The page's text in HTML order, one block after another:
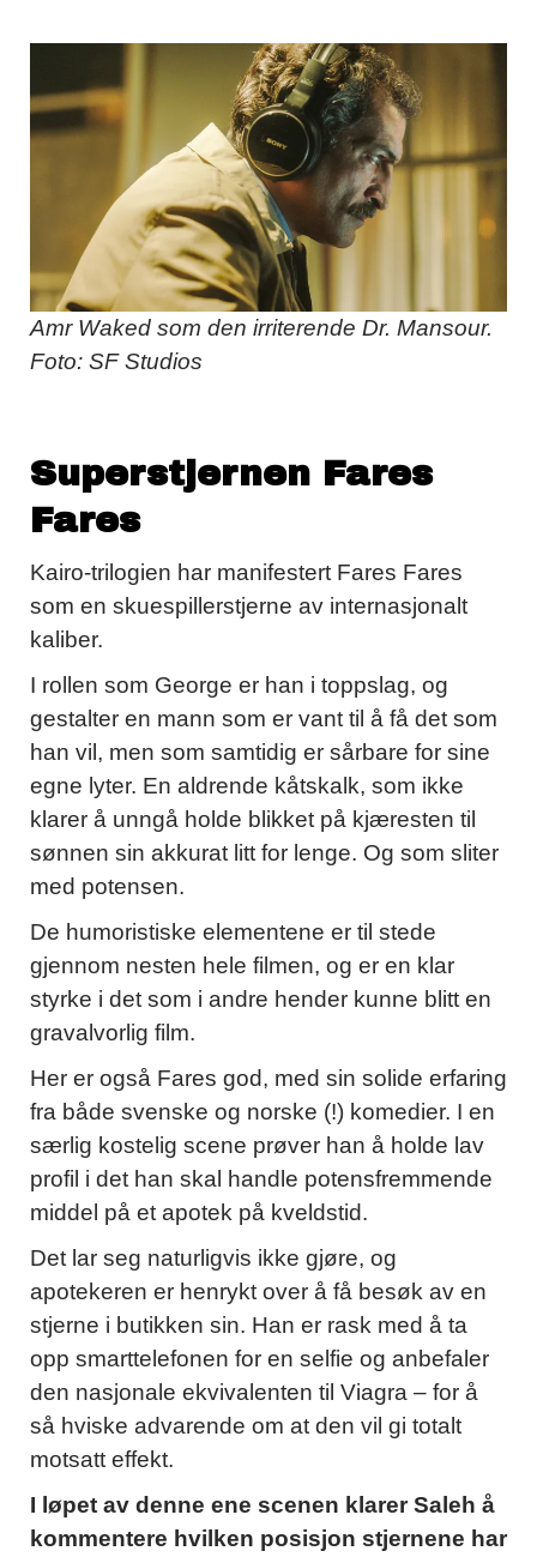
Amr Waked som den irriterende Dr. Mansour.
Foto: SF Studios
Superstjernen Fares
Fares
Kairo-trilogien har manifestert Fares Fares
som en skuespillerstjerne av internasjonalt
kaliber.
I rollen som George er han i toppslag, og
gestalter en mann som er vant til å få det som
han vil, men som samtidig er sårbare for sine
egne lyter. En aldrende kåtskalk, som ikke
klarer å unngå holde blikket på kjæresten til
sønnen sin akkurat litt for lenge. Og som sliter
med potensen.
De humoristiske elementene er til stede
gjennom nesten hele filmen, og er en klar
styrke i det som i andre hender kunne blitt en
gravalvorlig film.
Her er også Fares god, med sin solide erfaring
fra både svenske og norske (!) komedier. I en
særlig kostelig scene prøver han å holde lav
profil i det han skal handle potensfremmende
middel på et apotek på kveldstid.
Det lar seg naturligvis ikke gjøre, og
apotekeren er henrykt over å få besøk av en
stjerne i butikken sin. Han er rask med å ta
opp smarttelefonen for en selfie og anbefaler
den nasjonale ekvivalenten til Viagra – for å
så hviske advarende om at den vil gi totalt
motsatt effekt.
I løpet av denne ene scenen klarer Saleh å
kommentere hvilken posisjon stjernene har